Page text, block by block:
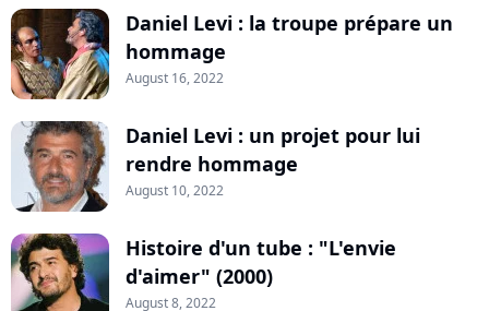
Daniel Levi : la troupe prépare un
hommage
August 16, 2022
Daniel Levi : un projet pour lui
rendre hommage
August 10, 2022
Histoire d'un tube : "L'envie
d'aimer" (2000)
August 8, 2022